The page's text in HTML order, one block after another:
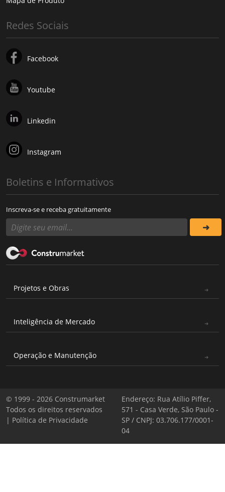
Redes Sociais
Facebook
Youtube
Linkedin
Instagram
Boletins e Informativos
Inscreva-se e receba gratuitamente
Projetos e Obras
Inteligência de Mercado
Operação e Manutenção
© 1999 - 2026 Construmarket
Todos os direitos reservados
| Política de Privacidade
Endereço: Rua Atílio Piffer,
571 - Casa Verde, São Paulo -
SP / CNPJ: 03.706.177/0001-
04